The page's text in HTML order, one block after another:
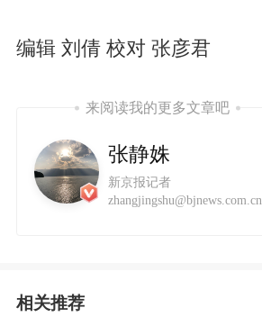
编辑 刘倩 校对 张彦君
来阅读我的更多文章吧
张静姝
新京报记者
zhangjingshu@bjnews.com.cn
相关推荐